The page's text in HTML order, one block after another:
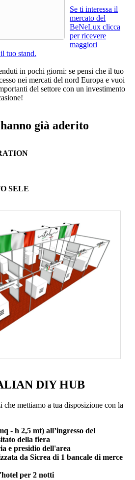
Se ti interessa il
mercato del
BeNeLux clicca
per ricevere
maggiori
tuo stand.
in pochi giorni: se pensi che il tuo
nei mercati del nord Europa e vuoi
del settore con un investimento
già aderito
SELE
DIY HUB
mettiamo a tua disposizione con la
- h 2,5 mt) all’ingresso del
della fiera
e presidio dell'area
da Sicrea di 1 bancale di merce
per 2 notti